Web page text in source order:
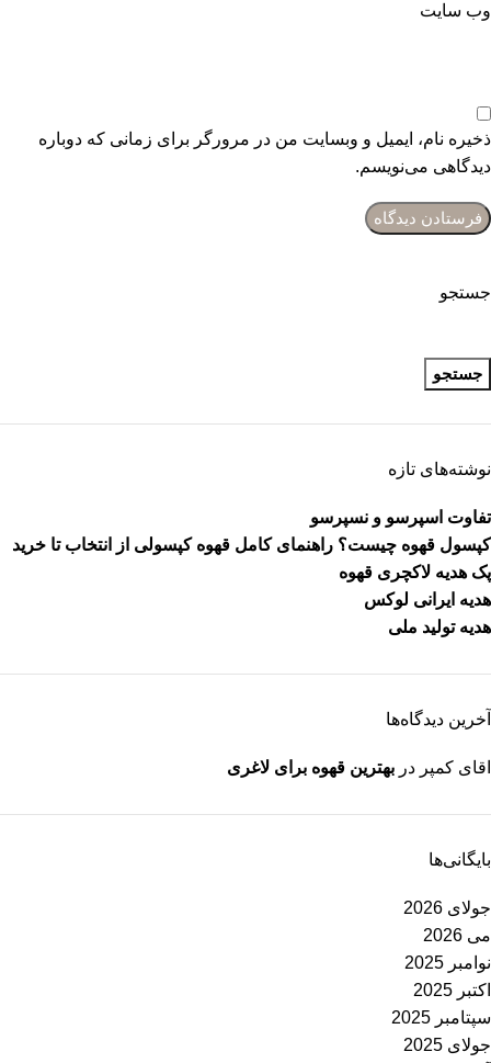
وب‌ سایت
ذخیره نام، ایمیل و وبسایت من در مرورگر برای زمانی که دوباره
دیدگاهی می‌نویسم.
جستجو
جستجو
نوشته‌های تازه
تفاوت اسپرسو و نسپرسو
کپسول قهوه چیست؟ راهنمای کامل قهوه کپسولی از انتخاب تا خرید
پک هدیه لاکچری قهوه
هدیه ایرانی لوکس
هدیه تولید ملی
آخرین دیدگاه‌ها
اقای کمپر در بهترین قهوه برای لاغری
بایگانی‌ها
جولای 2026
می 2026
نوامبر 2025
اکتبر 2025
سپتامبر 2025
جولای 2025